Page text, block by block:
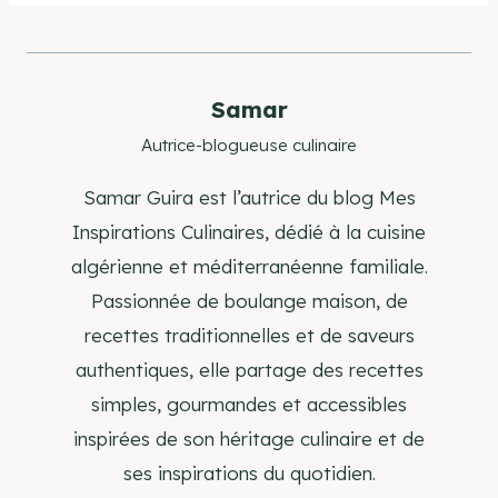
publication :
Samar
Autrice-blogueuse culinaire
Samar Guira est l’autrice du blog Mes
Inspirations Culinaires, dédié à la cuisine
algérienne et méditerranéenne familiale.
Passionnée de boulange maison, de
recettes traditionnelles et de saveurs
authentiques, elle partage des recettes
simples, gourmandes et accessibles
inspirées de son héritage culinaire et de
ses inspirations du quotidien.